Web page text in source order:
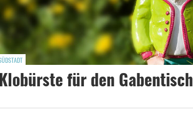
Klobürste für den Gabentisch